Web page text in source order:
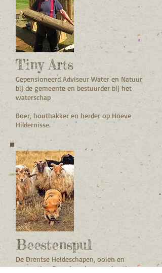
Tiny Arts
Gepensioneerd Adviseur Water en Natuur
bij de gemeente en bestuurder bij het
waterschap
Boer, houthakker en herder op Hoeve
Hildernisse.
Beestenspul
De Drentse Heideschapen, ooien en
rammetjes, Bess, kunekune varkentjes